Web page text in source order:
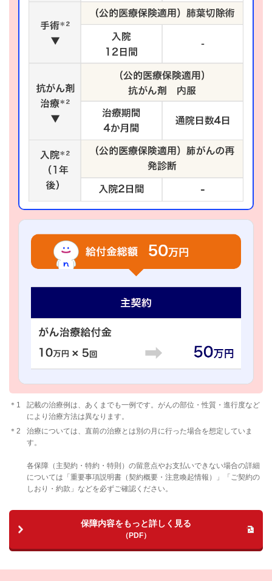
＊1
記載の治療例は、あくまでも一例です。がんの部位・性質・進行度など
により治療方法は異なります。
＊2
治療については、直前の治療とは別の月に行った場合を想定していま
す。
各保障（主契約・特約・特則）の留意点やお支払いできない場合の詳細
については「重要事項説明書（契約概要・注意喚起情報）」「ご契約の
しおり・約款」などを必ずご確認ください。
保障内容をもっと詳しく見る
（PDF）